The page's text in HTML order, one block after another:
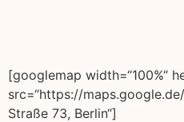
[googlemap width=“100%“
src=“https://
Straße 73, Berlin“]